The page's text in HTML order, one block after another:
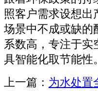
照客户需求设想出
场景中不成或缺的
系数高，专注于实
具智能化取节能性
上一篇： 为水处置